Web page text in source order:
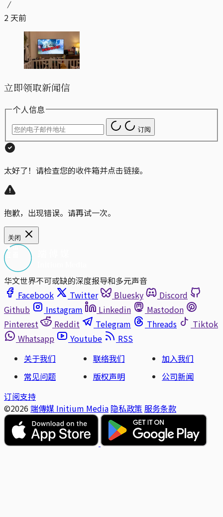
2 天前
立即领取新闻信
个人信息
订阅
太好了！请检查您的收件箱并点击链接。
抱歉，出现错误。请再试一次。
关闭
华文世界不可或缺的深度报导和多元声音
Facebook
Twitter Bluesky
Discord
Github
Instagram Linkedin
Mastodon
Pinterest
Reddit Telegram Threads
Tiktok
Whatsapp
Youtube
RSS
关于我们
联络我们
加入我们
常见问题
版权声明
公司新闻
订阅支持
©2026 端傳媒 Initium Media 隐私政策 服务条款